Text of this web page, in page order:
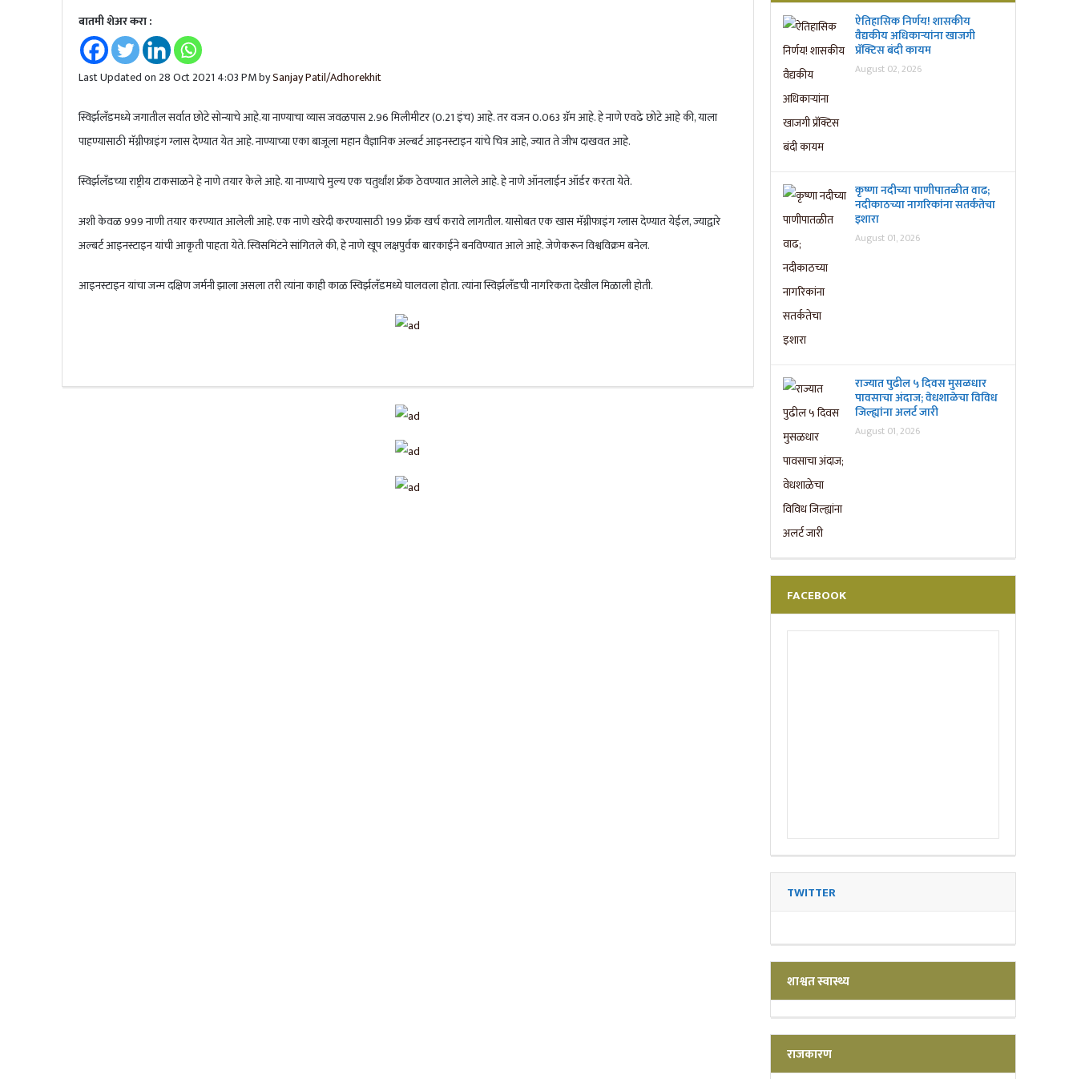
बातमी शेअर करा :
Last Updated on 28 Oct 2021 4:03 PM bySanjay Patil/Adhorekhit
स्विर्झलँडमध्ये जगातील सर्वात छोटे सोन्याचे आहे.या नाण्याचा व्यास जवळपास 2.96 मिलीमीटर (0.21 इंच) आहे. तर वजन 0.063 ग्रॅम आहे. हे नाणे एवढे छोटे आहे की, याला
पाहण्यासाठी मॅग्नीफाइंग ग्लास देण्यात येत आहे. नाण्याच्या एका बाजूला महान वैज्ञानिक अल्बर्ट आइनस्टाइन यांचे चित्र आहे, ज्यात ते जीभ दाखवत आहे.
स्विर्झलँडच्या राष्ट्रीय टाकसाळने हे नाणे तयार केले आहे. या नाण्याचे मुल्य एक चतुर्थांश फ्रँक ठेवण्यात आलेले आहे. हे नाणे ऑनलाईन ऑर्डर करता येते.
अशी केवळ 999 नाणी तयार करण्यात आलेली आहे. एक नाणे खरेदी करण्यासाठी 199 फ्रँक खर्च करावे लागतील. यासोबत एक खास मॅग्नीफाइंग ग्लास देण्यात येईल, ज्याद्वारे
अल्बर्ट आइनस्टाइन यांची आकृती पाहता येते. स्विसमिंटने सांगितले की, हे नाणे खूप लक्षपुर्वक बारकाईने बनविण्यात आले आहे. जेणेकरून विश्वविक्रम बनेल.
आइनस्टाइन यांचा जन्म दक्षिण जर्मनी झाला असला तरी त्यांना काही काळ स्विर्झलँडमध्ये घालवला होता. त्यांना स्विर्झलँडची नागरिकता देखील मिळाली होती.
ऐतिहासिक निर्णय! शासकीय
वैद्यकीय अधिकाऱ्यांना खाजगी
प्रॅक्टिस बंदी कायम
August 02, 2026
कृष्णा नदीच्या पाणीपातळीत वाढ;
नदीकाठच्या नागरिकांना सतर्कतेचा
इशारा
August 01, 2026
राज्यात पुढील ५ दिवस मुसळधार
पावसाचा अंदाज; वेधशाळेचा विविध
जिल्ह्यांना अलर्ट जारी
August 01, 2026
FACEBOOK
TWITTER
शाश्वत स्वास्थ्य
राजकारण